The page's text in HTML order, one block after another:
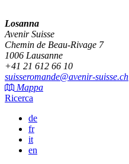
Losanna
Avenir Suisse
Chemin de Beau-Rivage 7
1006 Lausanne
+41 21 612 66 10
suisseromande@avenir-suisse.ch
Mappa
Ricerca
de
fr
it
en